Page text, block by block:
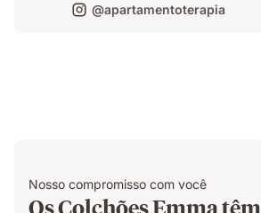
@apartamentoterapia
Nosso compromisso com você
Os Colchões Emma têm